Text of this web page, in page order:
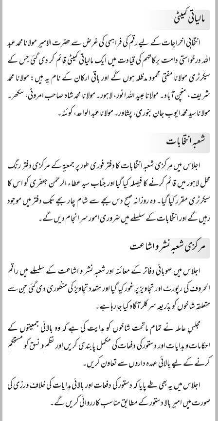
مالیاتی کمیٹی
انتخابی اخراجات کے لیے رقم کی فراہمی کی غرض سے حضرت الامیر مولانا محمد عبد
اللہ درخواستی دامت برکاتہم کی قیادت میں ایک مالیاتی کمیٹی قائم کر دی گئی جس کے
سیکرٹری مولانا مفتی محمود مدظلہ ہوں گے اور باقی ارکان کے نام یہ ہیں: مولانا محمد
شریف، منچن آباد۔ مولانا عبید اللہ انور، لاہور۔ مولانا محمد شاہ صاحب امروٹی، سکھر۔
مولانا سید محمد ایوب جان بنوری، پشاور۔ مولانا عبد الواحد، کوئٹہ۔
شعبہ انتخابات
اجلاس میں مرکزی شعبہ انتخابات کا دفتر فوری طور پر جمعیۃ کے مرکزی دفتر رنگ
محل لاہور میں قائم کرنے کا فیصلہ کیا گیا اور جناب سید عطاء الرحمٰن جعفری کو اس کا
سیکرٹری مقرر کیا گیا۔ وہ روزانہ صبح دس بجے سے شام چار بجے تک دفتر میں موجود
رہیں گے اور انتخابات کے سلسلے میں ضروری امور سر انجام دیں گے۔
مرکزی شعبہ نشر و اشاعت
اجلاس میں صوبائی دفاتر کے معائنہ اور شعبہ نشر و اشاعت کے سلسلے میں راقم
الحروف کی رپورٹ اور تجاویز پر غور کیا گیا اور متعدد تجاویز کی منظوری دی گئی جن سے
متعلقہ شاخوں کو بذریعہ سرکلر آگاہ کیا جا رہا ہے۔
مجلسِ عاملہ نے تمام ماتحت شاخوں کو ہدایت کی ہے کہ وہ بالائی جمعیتوں کے
احکامات و ہدایات اور دستور کی دفعات کی مکمل پابندی کریں اور نظم و نسق کو مستحکم
کرنے کے لیے بالائی عہدہ داروں سے تعاون کریں۔
اجلاس میں یہ بھی طے پایا کہ دستور کی دفعات اور بالائی ہدایات کی خلاف ورزی کی
صورت میں امیرِ بالا دستور کے مطابق مناسب کارروائی کریں گے۔